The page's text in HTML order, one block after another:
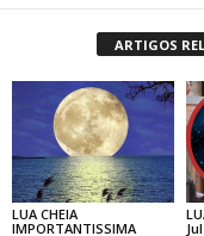
ARTIGOS
LUA CHEIA
IMPORTANTISSIMA